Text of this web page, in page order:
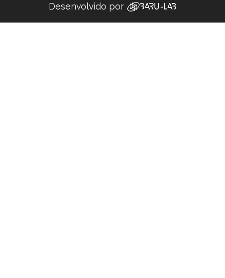
Desenvolvido por ‌